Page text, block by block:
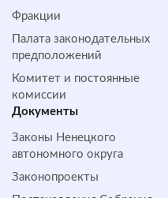
Фракции
Палата законодательных
предположений
Комитет и постоянные
комиссии
Документы
Законы Ненецкого
автономного округа
Законопроекты